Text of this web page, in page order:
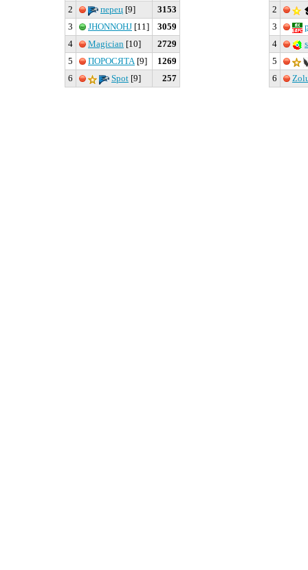
2 перец [9]
3153
3
JHONNOHJ [11]
3059
4
Magician [10]
2729
5
ПОРОСЯТА[9]
1269
6
Spot [9] 257
2
3
4
5
6